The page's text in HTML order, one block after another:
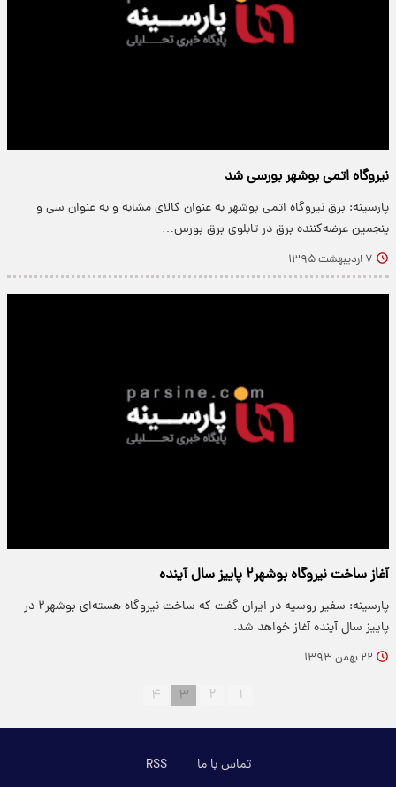
نیروگاه اتمی بوشهر بورسی شد
پارسینه: برق نیروگاه اتمی بوشهر به عنوان کالای مشابه و به عنوان سی و
پنجمین عرضه‌کننده برق در تابلوی برق بورس…
۷ اردیبهشت ۱۳۹۵
آغاز ساخت نیروگاه بوشهر۲ پاییز سال آینده
پارسینه: سفیر روسیه در ایران گفت که ساخت نیروگاه هسته‌ای بوشهر۲ در
پاییز سال آینده آغاز خواهد شد.
۲۲ بهمن ۱۳۹۳
۱ ۲ ۳ ۴
تماس با ما RSS